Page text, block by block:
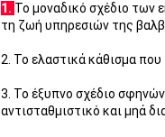
1. Το μοναδικό σχέδιο των
τη ζωή υπηρεσιών της
2. Το ελαστικά κάθισμα
3. Το έξυπνο σχέδιο
αντισταθμιστικό και μηά